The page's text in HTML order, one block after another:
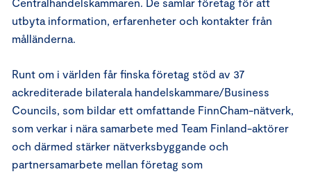
utbyta information, erfarenheter och kontakter från
målländerna.
Runt om i världen får finska företag stöd av 37
ackrediterade bilaterala handelskammare/Business
Councils, som bildar ett omfattande FinnCham-nätverk,
som verkar i nära samarbete med Team Finland-aktörer
och därmed stärker nätverksbyggande och
partnersamarbete mellan företag som